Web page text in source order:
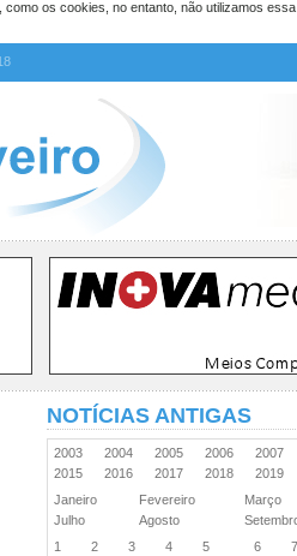
como os cookies, no entanto, não utilizamos
NOTÍCIAS ANTIGAS
2003 2004 2005 2006
2007
2015
2016 2017 2018
2019
Janeiro
Fevereiro
Março
Julho
Agosto
1
2 3 4 5 6